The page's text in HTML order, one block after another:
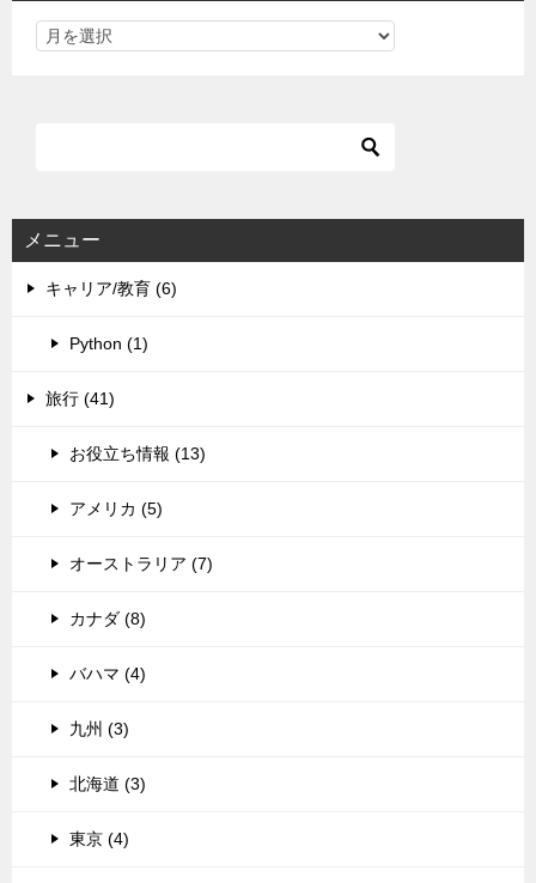
メニュー
キャリア/教育 (6)
Python (1)
旅行 (41)
お役立ち情報 (13)
アメリカ (5)
オーストラリア (7)
カナダ (8)
バハマ (4)
九州 (3)
北海道 (3)
東京 (4)